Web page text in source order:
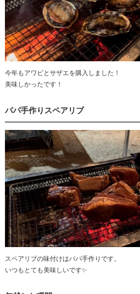
今年もアワビとサザエを購入しました！
美味しかったです！
パパ手作りスペアリブ
スペアリブの味付けはパパ手作りです。
いつもとても美味しいです✨